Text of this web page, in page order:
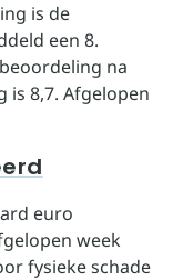
is de
een 8.
na
is 8,7. Afgelopen
euro
week
fysieke schade